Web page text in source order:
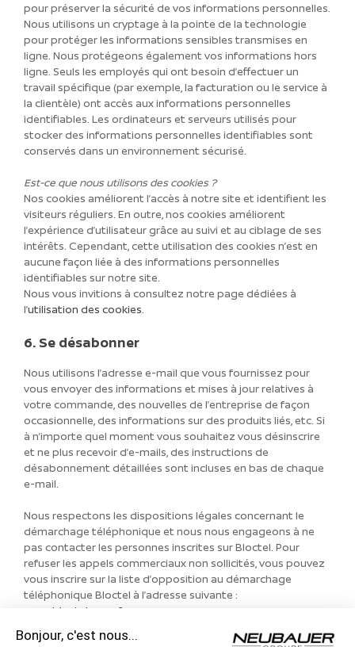
pour préserver la sécurité de vos informations personnelles.
Nous utilisons un cryptage à la pointe de la technologie
pour protéger les informations sensibles transmises en
ligne. Nous protégeons également vos informations hors
ligne. Seuls les employés qui ont besoin d’effectuer un
travail spécifique (par exemple, la facturation ou le service à
la clientèle) ont accès aux informations personnelles
identifiables. Les ordinateurs et serveurs utilisés pour
stocker des informations personnelles identifiables sont
conservés dans un environnement sécurisé.
Est-ce que nous utilisons des cookies ?
Nos cookies améliorent l’accès à notre site et identifient les
visiteurs réguliers. En outre, nos cookies améliorent
l’expérience d’utilisateur grâce au suivi et au ciblage de ses
intérêts. Cependant, cette utilisation des cookies n’est en
aucune façon liée à des informations personnelles
identifiables sur notre site.
Nous vous invitions à consultez notre page dédiées à
l’utilisation des cookies.
6. Se désabonner
Nous utilisons l’adresse e-mail que vous fournissez pour
vous envoyer des informations et mises à jour relatives à
votre commande, des nouvelles de l’entreprise de façon
occasionnelle, des informations sur des produits liés, etc. Si
à n’importe quel moment vous souhaitez vous désinscrire
et ne plus recevoir d’e-mails, des instructions de
désabonnement détaillées sont incluses en bas de chaque
e-mail.
Nous respectons les dispositions légales concernant le
démarchage téléphonique et nous nous engageons à ne
pas contacter les personnes inscrites sur Bloctel. Pour
refuser les appels commerciaux non sollicités, vous pouvez
vous inscrire sur la liste d’opposition au démarchage
téléphonique Bloctel à l’adresse suivante :
www.bloctel.gouv.fr
Bonjour, c'est nous...